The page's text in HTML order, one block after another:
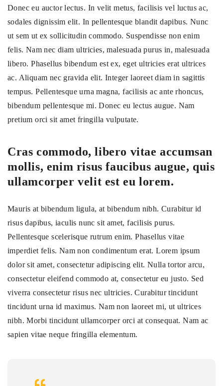
Donec eu auctor lectus. In velit metus, facilisis vel luctus ac,
sodales dignissim elit. In pellentesque blandit dapibus. Nunc
ut sem ut ex sollicitudin commodo. Suspendisse non enim
felis. Nam nec diam ultricies, malesuada purus in, malesuada
libero. Phasellus bibendum est ex, eget ultricies erat ultrices
ac. Aliquam nec gravida elit. Integer laoreet diam in sagittis
tempus. Pellentesque urna magna, facilisis ac ante rhoncus,
bibendum pellentesque mi. Donec eu lectus augue. Nam
pretium orci sit amet fringilla vulputate.
Cras commodo, libero vitae accumsan
mollis, enim risus faucibus augue, quis
ullamcorper velit est eu lorem.
Mauris at bibendum ligula, at bibendum nibh. Curabitur id
risus dapibus, iaculis nunc sit amet, facilisis purus.
Pellentesque scelerisque rutrum enim. Phasellus vitae
imperdiet felis. Nam non condimentum erat. Lorem ipsum
dolor sit amet, consectetur adipiscing elit. Nulla tortor arcu,
consectetur eleifend commodo at, consectetur eu justo. Sed
viverra consectetur risus nec ultricies. Curabitur tincidunt
tincidunt urna id maximus. Nam non laoreet mi, ut ultrices
nibh. Morbi tincidunt ullamcorper orci at consequat. Nam ac
sapien vitae neque fringilla elementum.